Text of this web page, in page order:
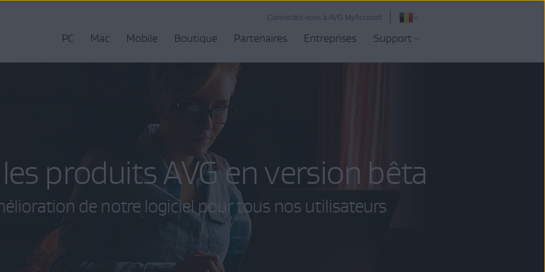
Connectez-vous à AVG MyAccount
PC Mac Mobile Boutique Partenaires Entreprises Support
produits AVG en version bêta
de notre logiciel pour tous nos utilisateurs